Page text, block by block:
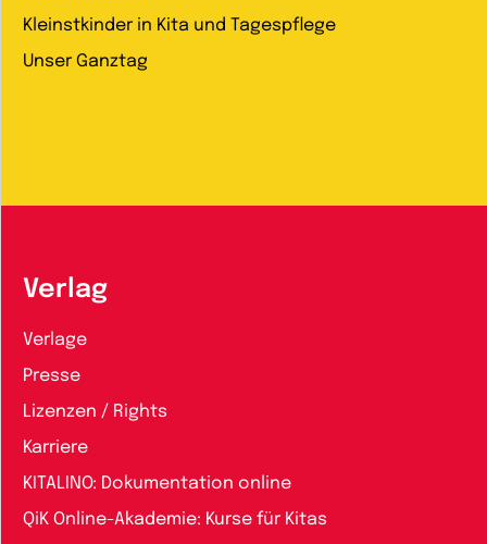
Kleinstkinder in Kita und Tagespflege
Unser Ganztag
Verlag
Verlage
Presse
Lizenzen / Rights
Karriere
KITALINO: Dokumentation online
QiK Online-Akademie: Kurse für Kitas